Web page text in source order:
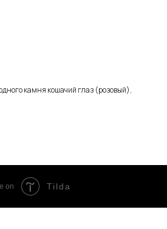
камня кошачий глаз (розовый),
on Tilda